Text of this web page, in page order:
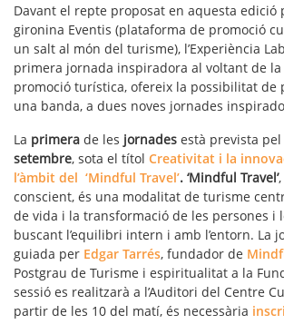
Davant el repte proposat en aquesta edició
gironina Eventis (plataforma de promoció
un salt al món del turisme), l’Experiència
primera jornada inspiradora al voltant de
promoció turística, ofereix la possibilitat de
una banda, a dues noves jornades
La primera de les jornades està prevista pel
setembre, sota el títol Creativitat i la
l’àmbit del ‘Mindful Travel’. ‘Mindful Travel’
conscient, és una modalitat de turisme
de vida i la transformació de les persones i
buscant l’equilibri intern i amb l’entorn. La
guiada per Edgar Tarrés, fundador de
Postgrau de Turisme i espiritualitat a la
sessió es realitzarà a l’Auditori del Centre
partir de les 10 del matí, és necessària